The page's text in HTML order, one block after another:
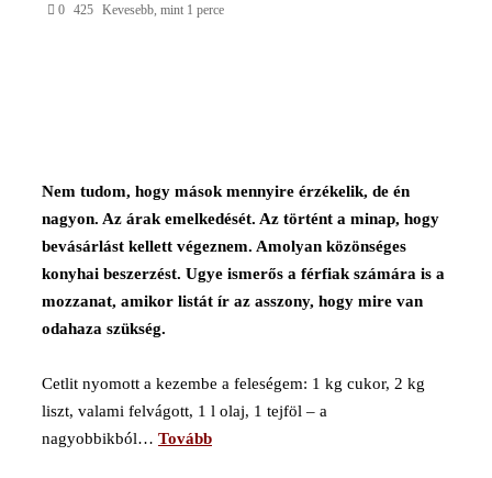
0 425 Kevesebb, mint 1 perce
benNem tudom, hogy mások mennyire érzékelik, de én
nagyon. Az árak emelkedését. Az történt a minap, hogy
bevásárlást kellett végeznem. Amolyan közönséges
konyhai beszerzést. Ugye ismerős a férfiak számára is a
mozzanat, amikor listát ír az asszony, hogy mire van
odahaza szükség.
Cetlit nyomott a kezembe a feleségem: 1 kg cukor, 2 kg
liszt, valami felvágott, 1 l olaj, 1 tejföl – a
nagyobbikból… Tovább